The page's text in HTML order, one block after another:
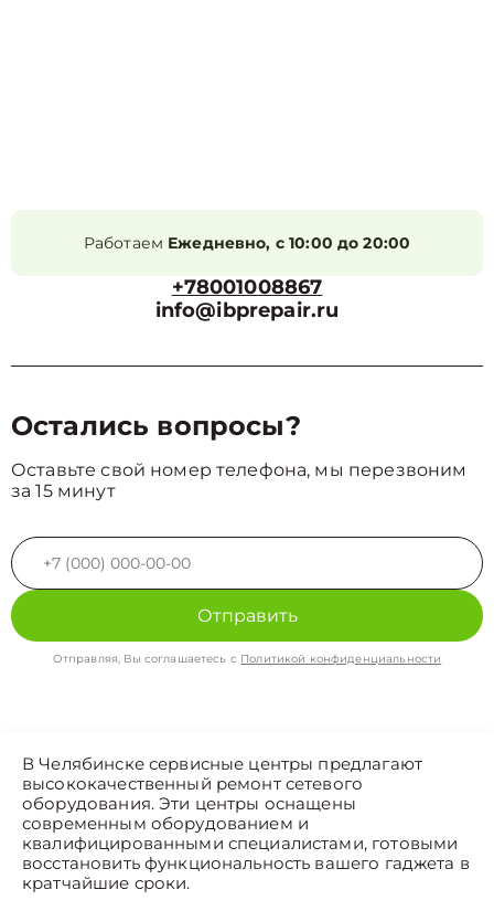
Работаем Ежедневно, с 10:00 до 20:00
+78001008867
info@ibprepair.ru
Остались вопросы?
Оставьте свой номер телефона, мы перезвоним
за 15 минут
Отправить
Отправляя, Вы соглашаетесь с Политикой конфиденциальности
В Челябинске сервисные центры предлагают
высококачественный ремонт сетевого
оборудования. Эти центры оснащены
современным оборудованием и
квалифицированными специалистами, готовыми
восстановить функциональность вашего гаджета в
кратчайшие сроки.